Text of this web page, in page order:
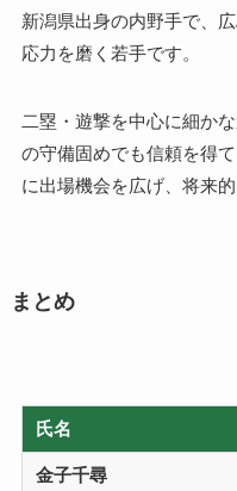
新潟県出身の内野手で、
応力を磨く若手です。
二塁・遊撃を中心に細か
の守備固めでも信頼を得
に出場機会を広げ、将来
まとめ
氏名
金子千尋